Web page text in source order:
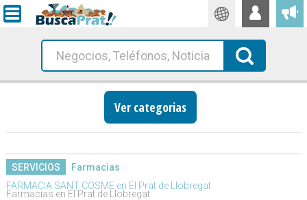
Traductor
Busca!
Ver categorias
SERVICIOS
Farmacias
FARMACIA SANT COSME en El Prat de Llobregat
Farmacias en El Prat de Llobregat